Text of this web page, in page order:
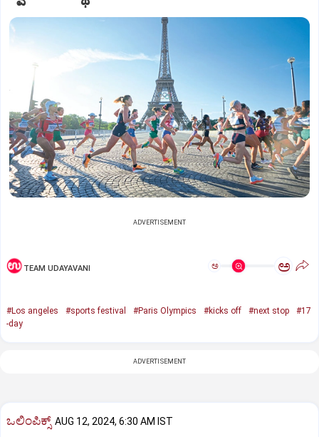
ADVERTISEMENT
TEAM UDAYAVANI ಅ ಅ
#Los angeles #sports festival #Paris Olympics #kicks off #next stop
#17
-day
ADVERTISEMENT
ಒಲಿಂಪಿಕ್ಸ್ AUG 12, 2024, 6:30 AM IST